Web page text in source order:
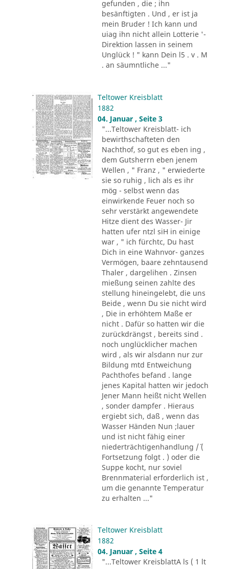
gefunden , die ; ihn
besänftigten . Und , er ist ja
mein Bruder ! Ich kann und
uiag ihn nicht allein Lotterie '-
Direktion lassen in seinem
Unglück ! " kann Dein l5 . v . M
. an säumntliche ..."
Teltower Kreisblatt
1882
04. Januar , Seite 3
"...Teltower Kreisblatt- ich
bewirthschafteten den
Nachthof, so gut es eben ing ,
dem Gutsherrn eben jenem
Wellen , " Franz , " erwiederte
sie so ruhig , lich als es ihr
mög - selbst wenn das
einwirkende Feuer noch so
sehr verstärkt angewendete
Hitze dient des Wasser- Jir
hatten ufer ntzl siH in einige
war , " ich fürchtc, Du hast
Dich in eine Wahnvor- ganzes
Vermögen, baare zehntausend
Thaler , dargelihen . Zinsen
mießung seinen zahlte des
stellung hineingelebt, die uns
Beide , wenn Du sie nicht wird
, Die in erhöhtem Maße er
nicht . Dafür so hatten wir die
zurückdrängst , bereits sind .
noch unglücklicher machen
wird , als wir alsdann nur zur
Bildung mtd Entweichung
Pachthofes befand . lange
jenes Kapital hatten wir jedoch
Jener Mann heißt nicht Wellen
, sonder dampfer . Hieraus
ergiebt sich, daß , wenn das
Wasser Händen Nun ;lauer
und ist nicht fähig einer
niederträchtigenhandlung /´ (
Fortsetzung folgt . ) oder die
Suppe kocht, nur soviel
Brennmaterial erforderlich ist ,
um die genannte Temperatur
zu erhalten ..."
Teltower Kreisblatt
1882
04. Januar , Seite 4
"...Teltower KreisblattA ls ( 1 lt